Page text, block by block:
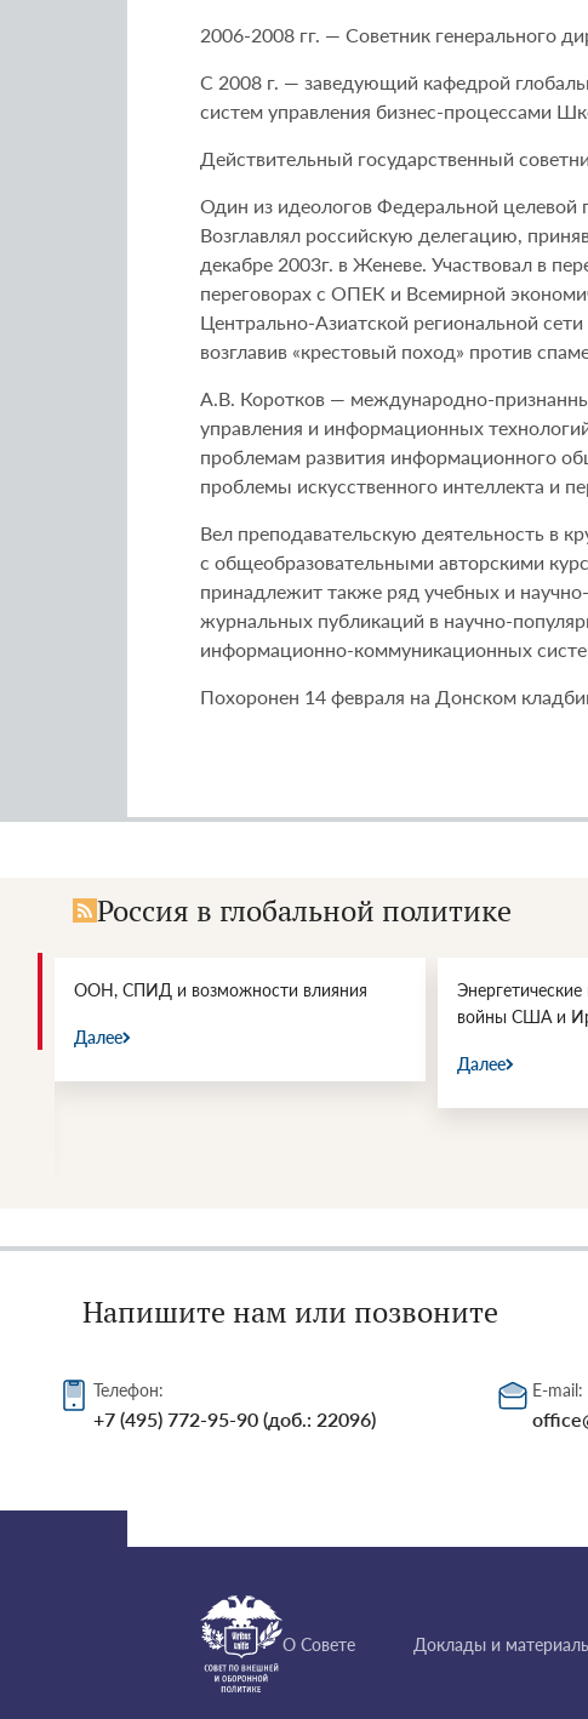
2006-2008 гг. — Советник генерального
С 2008 г. — заведующий кафедрой
систем управления бизнес-процессами
Действительный государственный
Один из идеологов Федеральной целевой
Возглавлял российскую делегацию,
декабре 2003г. в Женеве. Участвовал в
переговорах с ОПЕК и Всемирной
Центрально-Азиатской региональной
возглавив «крестовый поход» против
А.В. Коротков — международно-
управления и информационных
проблемам развития информационного
проблемы искусственного интеллекта и
Вел преподавательскую деятельность в
с общеобразовательными авторскими
принадлежит также ряд учебных и
журнальных публикаций в научно-
информационно-коммуникационных
Похоронен 14 февраля на Донском
Россия в глобальной политике
ООН, СПИД и возможности влияния
Далее
войны США и
Далее
Напишите нам или позвоните
Телефон:
+7 (495) 772-95-90 (доб.: 22096)
E-mail:
О Совете Доклады и